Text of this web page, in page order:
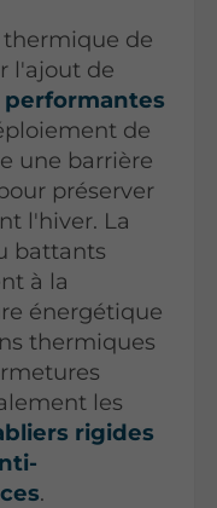
de
l'ajout de
de
une barrière
préserver
l'hiver. La
battants
à la
énergétique
thermiques
les
rigides
.